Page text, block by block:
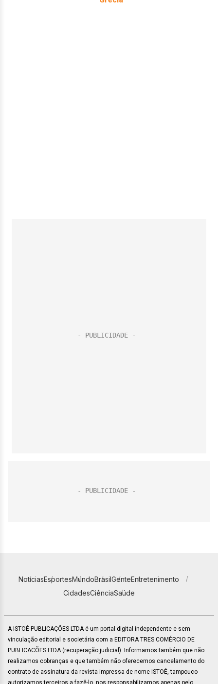
NotíciasEsportesMundoBrasilGenteEntretenimento
CidadesCiênciaSaúde
A ISTOÉ PUBLICAÇÕES LTDA é um portal digital independente e sem
vinculação editorial e societária com a EDITORA TRES COMÉRCIO DE
PUBLICACÕES LTDA (recuperação judicial). Informamos também que não
realizamos cobranças e que também não oferecemos cancelamento do
contrato de assinatura da revista impressa de nome ISTOÉ, tampouco
autorizamos terceiros a fazê-lo, nos responsabilizamos apenas pelo